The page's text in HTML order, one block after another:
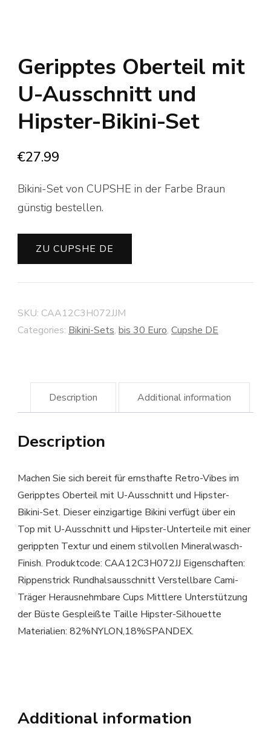
Geripptes Oberteil mit
U-Ausschnitt und
Hipster-Bikini-Set
€27.99
Bikini-Set von CUPSHE in der Farbe Braun
günstig bestellen.
ZU CUPSHE DE
SKU: CAA12C3H072JJM
Categories: Bikini-Sets, bis 30 Euro, Cupshe DE
Description Additional information
Description
Machen Sie sich bereit für ernsthafte Retro-Vibes im
Geripptes Oberteil mit U-Ausschnitt und Hipster-
Bikini-Set. Dieser einzigartige Bikini verfügt über ein
Top mit U-Ausschnitt und Hipster-Unterteile mit einer
gerippten Textur und einem stilvollen Mineralwasch-
Finish. Produktcode: CAA12C3H072JJ Eigenschaften:
Rippenstrick Rundhalsausschnitt Verstellbare Cami-
Träger Herausnehmbare Cups Mittlere Unterstützung
der Büste Gespleißte Taille Hipster-Silhouette
Materialien: 82%NYLON,18%SPANDEX.
Additional information